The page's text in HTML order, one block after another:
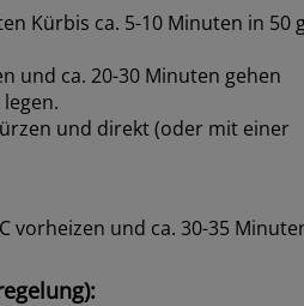
Kürbis ca. 5-10 Minuten in 50
und ca. 20-30 Minuten gehen
und direkt (oder mit einer
vorheizen und ca. 30-35